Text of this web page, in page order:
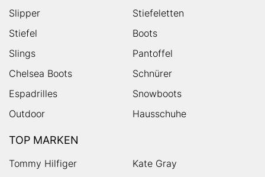
Slipper
Stiefeletten
Stiefel
Boots
Slings
Pantoffel
Chelsea Boots
Schnürer
Espadrilles
Snowboots
Outdoor
Hausschuhe
TOP MARKEN
Tommy Hilfiger
Kate Gray